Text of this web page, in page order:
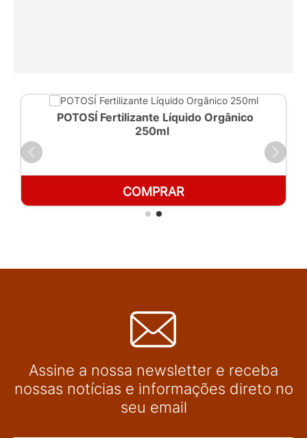
POTOSÍ Fertilizante Líquido Orgânico
250ml
COMPRAR
Assine a nossa newsletter e receba
nossas notícias e informações direto no
seu email